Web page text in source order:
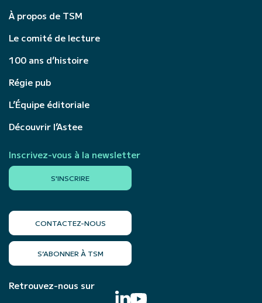
À propos de TSM
Le comité de lecture
100 ans d’histoire
Régie pub
L’Équipe éditoriale
Découvrir l’Astee
Inscrivez-vous à la newsletter
S'INSCRIRE
CONTACTEZ-NOUS
S’ABONNER À TSM
Retrouvez-nous sur